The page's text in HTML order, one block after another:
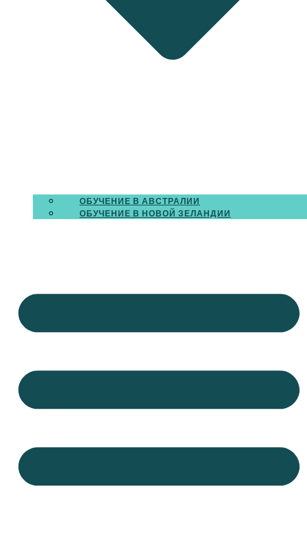
ОБУЧЕНИЕ В АВСТРАЛИИ
ОБУЧЕНИЕ В НОВОЙ ЗЕЛАНДИИ